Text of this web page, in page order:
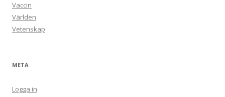
Vaccin
Världen
Vetenskap
META
Logga in